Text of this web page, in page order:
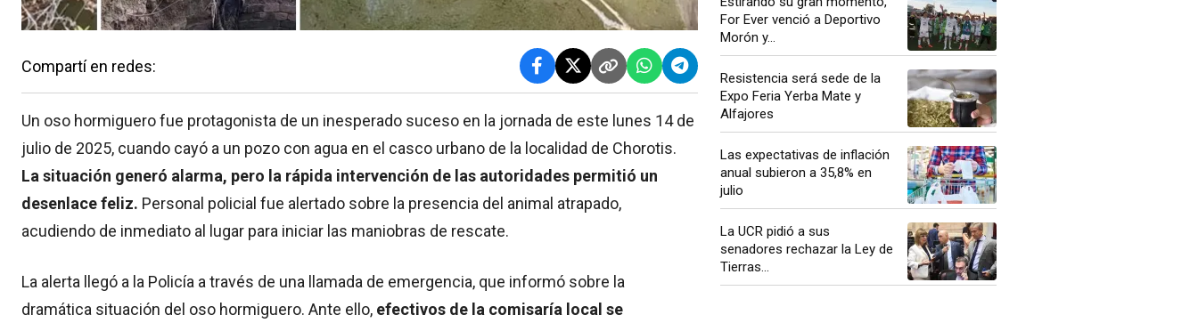
Compartí en redes:
Un oso hormiguero fue protagonista de un inesperado suceso en la jornada de este lunes 14 de
julio de 2025, cuando cayó a un pozo con agua en el casco urbano de la localidad de Chorotis.
La situación generó alarma, pero la rápida intervención de las autoridades permitió un
desenlace feliz. Personal policial fue alertado sobre la presencia del animal atrapado,
acudiendo de inmediato al lugar para iniciar las maniobras de rescate.
La alerta llegó a la Policía a través de una llamada de emergencia, que informó sobre la
dramática situación del oso hormiguero. Ante ello, efectivos de la comisaría local se
For Ever venció a Deportivo
Morón y...
Resistencia será sede de la
Expo Feria Yerba Mate y
Alfajores
Las expectativas de inflación
anual subieron a 35,8% en
julio
La UCR pidió a sus
senadores rechazar la Ley de
Tierras...